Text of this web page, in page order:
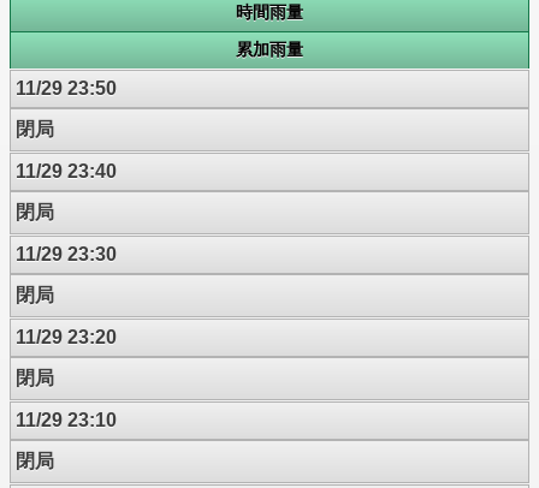
時間雨量
累加雨量
11/29 23:50
閉局
11/29 23:40
閉局
11/29 23:30
閉局
11/29 23:20
閉局
11/29 23:10
閉局